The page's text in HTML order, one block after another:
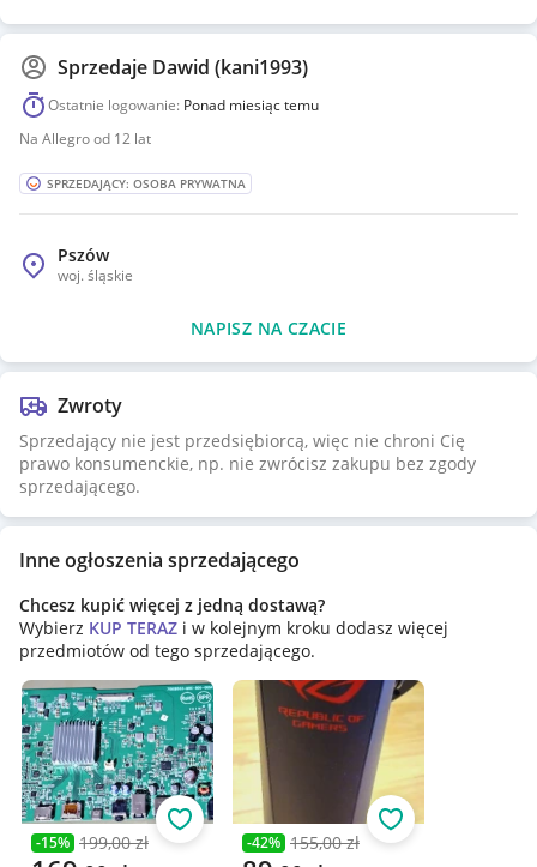
Sprzedaje Dawid (kani1993)
Ostatnie logowanie: Ponad miesiąc temu
Na Allegro od 12 lat
SPRZEDAJĄCY: OSOBA PRYWATNA
Pszów
woj. śląskie
NAPISZ NA CZACIE
Zwroty
Sprzedający nie jest przedsiębiorcą, więc nie chroni Cię
prawo konsumenckie, np. nie zwrócisz zakupu bez zgody
sprzedającego.
Inne ogłoszenia sprzedającego
Chcesz kupić więcej z jedną dostawą?
Wybierz KUP TERAZ i w kolejnym kroku dodasz więcej
przedmiotów od tego sprzedającego.
Poprzednia cena
-15% 199,00 zł
Aktualna cena
Obserwuj
Poprzednia cena
-42% 155,00 zł
Aktualna cena
Obserwuj